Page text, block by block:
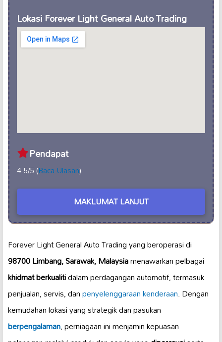
Lokasi Forever Light General Auto Trading
Pendapat
4.5/5 (Baca Ulasan)
MAKLUMAT LANJUT
Forever Light General Auto Trading yang beroperasi di
98700 Limbang, Sarawak, Malaysiamenawarkan pelbagai
khidmat berkualitidalam perdagangan automotif, termasuk
penjualan, servis, danpenyelenggaraan kenderaan. Dengan
kemudahan lokasi yang strategik dan pasukan
berpengalaman, perniagaan ini menjamin kepuasan